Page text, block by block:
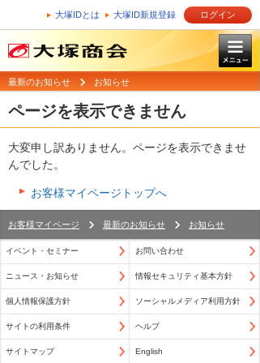
大塚IDとは 大塚ID新規登録 ログイン
最新のお知らせ お知らせ
ページを表示できません
大変申し訳ありません。ページを表示できませ
んでした。
お客様マイページトップへ
お客様マイページ 最新のお知らせ お知らせ
イベント・セミナー お問い合わせ
ニュース・お知らせ 情報セキュリティ基本方針
個人情報保護方針 ソーシャルメディア利用方針
サイトの利用条件 ヘルプ
サイトマップ English